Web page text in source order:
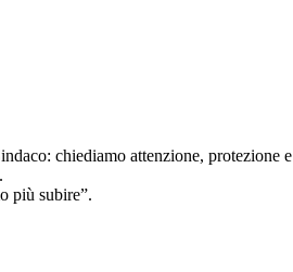
chiediamo attenzione, protezione e
più subire”.